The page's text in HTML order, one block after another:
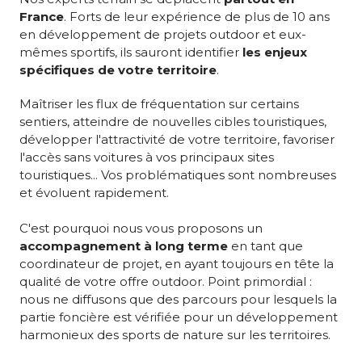
France. Forts de leur expérience de plus de 10 ans
en développement de projets outdoor et eux-
mêmes sportifs, ils sauront identifier les enjeux
spécifiques de votre territoire.
Maîtriser les flux de fréquentation sur certains
sentiers, atteindre de nouvelles cibles touristiques,
développer l'attractivité de votre territoire, favoriser
l'accès sans voitures à vos principaux sites
touristiques... Vos problématiques sont nombreuses
et évoluent rapidement.
C'est pourquoi nous vous proposons un
accompagnement à long terme en tant que
coordinateur de projet, en ayant toujours en tête la
qualité de votre offre outdoor. Point primordial :
nous ne diffusons que des parcours pour lesquels la
partie foncière est vérifiée pour un développement
harmonieux des sports de nature sur les territoires.